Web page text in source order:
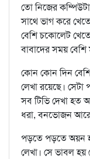
তো নিজের
সাথে ভাগ করে
বেশি চকোলেট
বাবাদের সময়
কোন কোন দিন বেশি
লেখা রয়েছে।
সব টিভি দেখা
ধরা, বনভোজন
পড়তে পড়তে অয়ন
লেখা। সে ভাবল